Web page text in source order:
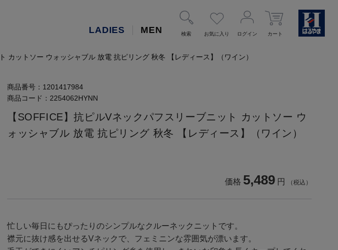
LADIES MEN 検索 お気に入り ログイン カート
カットソー ウォッシャブル 放電 抗ピリング 秋冬 【レディース】（ワイン）
商品番号： 1201417984
商品コード： 2254062HYNN
【SOFFICE】抗ピルVネックパフスリーブニット カットソー ウ
ォッシャブル 放電 抗ピリング 秋冬 【レディース】（ワイン）
価格 5,489 円 （税込）
忙しい毎日にもぴったりのシンプルなクルーネックニットです。
襟元に抜け感を出せるVネックで、フェミニンな雰囲気が漂います。